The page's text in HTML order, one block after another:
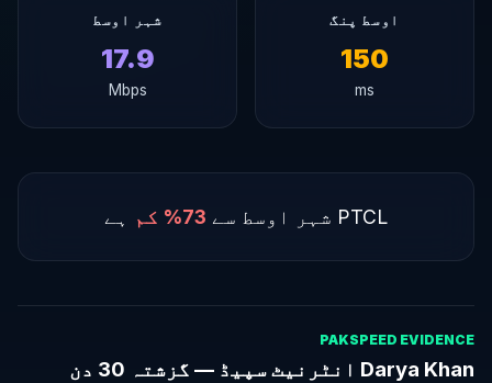
اوسط پنگ
150
ms
شہر اوسط
17.9
Mbps
PTCL شہر اوسط سے 73% کم ہے
PAKSPEED EVIDENCE
Darya Khan انٹرنیٹ سپیڈ — گزشتہ 30 دن